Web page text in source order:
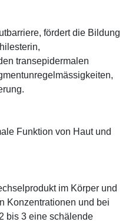
fördert die Bildung
transepidermalen
Funktion von Haut und
im Körper und
Konzentrationen und bei
bis 3 eine schälende